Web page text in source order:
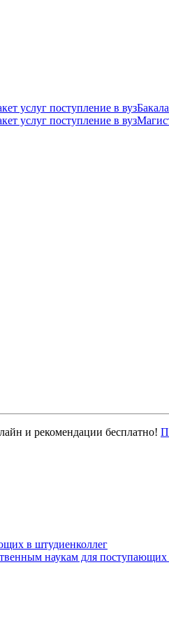
и рекомендации бесплатно!
в штудиенколлег
наукам для